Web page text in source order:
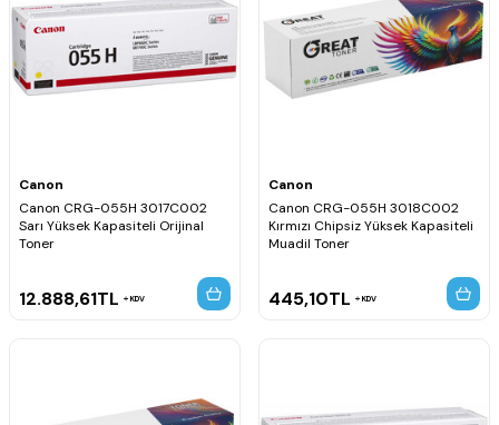
Canon
Canon CRG-055H 3017C002
Sarı Yüksek Kapasiteli Orijinal
Toner
12.888,61TL KDV
Canon
Canon CRG-055H 3018C002
Kırmızı Chipsiz Yüksek Kapasiteli
Muadil Toner
445,10TL KDV